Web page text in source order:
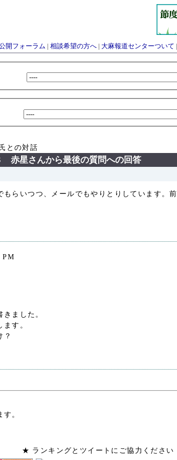
開フォーラム | 相談希望の方へ| 大麻報道センターついて |
との対話
赤星さんから最後の質問への回答
らいつつ、メールでもやりとりしています。
PM
ました。
す。
？
。
★ ランキングとツイートにご協力